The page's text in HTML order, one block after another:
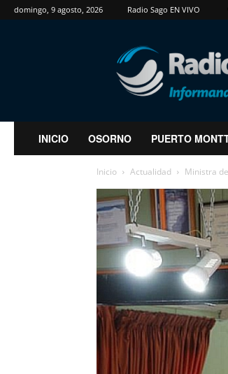
domingo, 9 agosto, 2026 Radio Sago EN VIVO
RadioSago
INICIO OSORNO PUERTO
Inicio Actualidad Ministra